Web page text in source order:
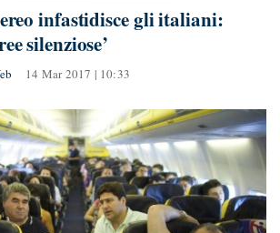
infastidisce gli italiani:
silenziose’
14 Mar 2017 | 10:33